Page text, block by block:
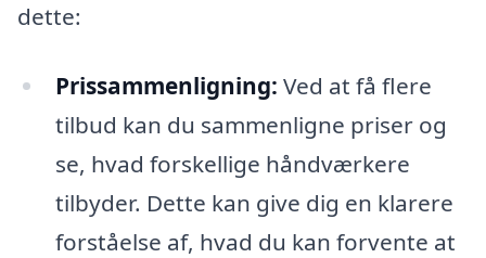
dette:
Prissammenligning: Ved at få flere
tilbud kan du sammenligne priser og
se, hvad forskellige håndværkere
tilbyder. Dette kan give dig en klarere
forståelse af, hvad du kan forvente at